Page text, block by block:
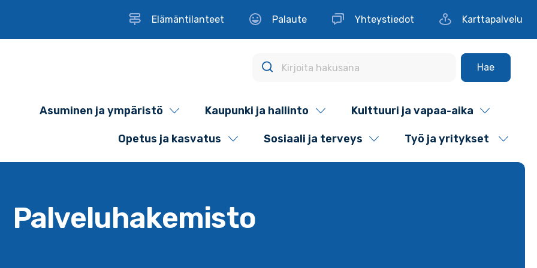
Elämäntilanteet Palaute Yhteystiedot Karttapalvelu
Hae
Asuminen ja ympäristö Kaupunki ja hallinto Kulttuuri ja vapaa-aika
Opetus ja kasvatus Sosiaali ja terveys Työ ja yritykset
Palveluhakemisto